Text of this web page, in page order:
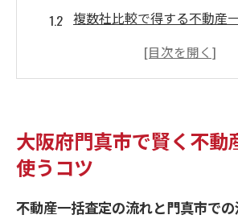
複数社比較で得する不動産
門真市の不動産一括査定で
不動産価格査定の基礎知識を門
不動産価格査定の基本と門
る
大阪府門真市で賢く不動
使うコツ
不動産一括査定の流れと門真市で